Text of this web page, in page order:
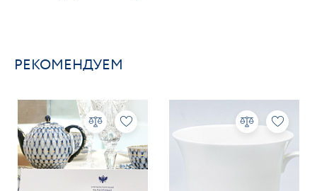
РЕКОМЕНДУЕМ